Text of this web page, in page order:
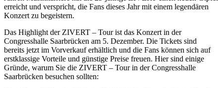
erreicht und verspricht, die Fans dieses Jahr mit einem legendären
Konzert zu begeistern.
Das Highlight der ZIVERT – Tour ist das Konzert in der
Congresshalle Saarbrücken am 5. Dezember. Die Tickets sind
bereits jetzt im Vorverkauf erhältlich und die Fans können sich auf
erstklassige Vorteile und günstige Preise freuen. Hier sind einige
Gründe, warum Sie die ZIVERT – Tour in der Congresshalle
Saarbrücken besuchen sollten: